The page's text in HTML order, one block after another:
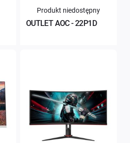
OUTLET AOC - 22P1D
Produkt niedostępny